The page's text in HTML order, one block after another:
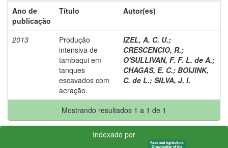
Ano de
publicação
Título Autor(es)
2013
Produção
intensiva de
tambaqui em
tanques
escavados com
aeração.
IZEL, A. C. U.;
CRESCENCIO, R.;
O'SULLIVAN, F. F. L. de A.;
CHAGAS, E. C.; BOIJINK,
C. de L.; SILVA, J. I.
Mostrando resultados 1 a 1 de 1
Indexado por